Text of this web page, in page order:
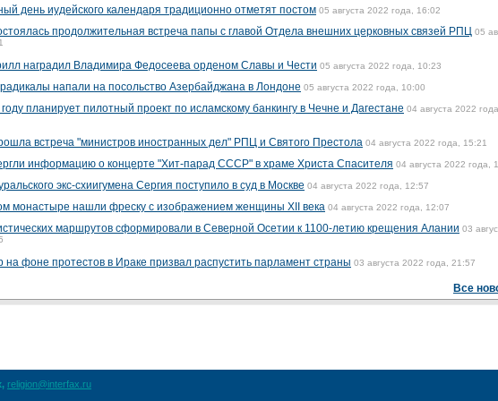
день иудейского календаря традиционно отметят постом 05 августа 2022 года, 16:02
продолжительная встреча папы с главой Отдела внешних церковных связей РПЦ 05
наградил Владимира Федосеева орденом Славы и Чести 05 августа 2022 года, 10:23
напали на посольство Азербайджана в Лондоне 05 августа 2022 года, 10:00
планирует пилотный проект по исламскому банкингу в Чечне и Дагестане 04 августа 2022 года,
встреча "министров иностранных дел" РПЦ и Святого Престола 04 августа 2022 года, 15:21
информацию о концерте "Хит-парад СССР" в храме Христа Спасителя 04 августа 2022 года,
экс-схиигумена Сергия поступило в суд в Москве 04 августа 2022 года, 12:57
монастыре нашли фреску с изображением женщины XII века 04 августа 2022 года, 12:07
маршрутов сформировали в Северной Осетии к 1100-летию крещения Алании 03
фоне протестов в Ираке призвал распустить парламент страны 03 августа 2022 года, 21:57
Все
religion@interfax.ru